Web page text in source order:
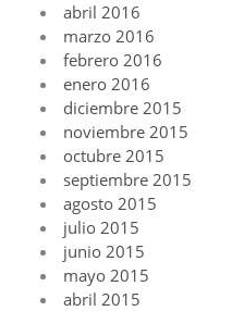
abril 2016
marzo 2016
febrero 2016
enero 2016
diciembre 2015
noviembre 2015
octubre 2015
septiembre 2015
agosto 2015
julio 2015
junio 2015
mayo 2015
abril 2015